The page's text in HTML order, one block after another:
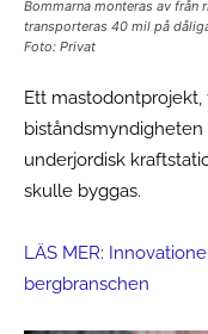
Bommarna monteras av från
transporteras 40 mil på
Foto: Privat
Ett mastodontprojekt,
underjordisk
skulle byggas.
LÄS MER:
bergbranschen